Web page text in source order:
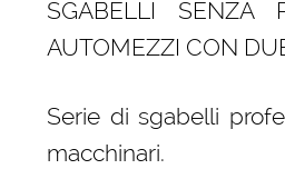
SGABELLI SENZA
AUTOMEZZI CON
Serie di sgabelli
macchinari.